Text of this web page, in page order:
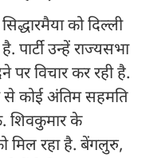
को दिल्ली
पार्टी उन्हें राज्यसभा
विचार कर रही है.
कोई अंतिम सहमति
शिवकुमार के
मिल रहा है. बेंगलुरु,